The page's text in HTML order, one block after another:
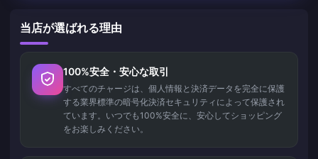
当店が選ばれる理由
100%安全・安心な取引
すべてのチャージは、個人情報と決済データを完全に保護
する業界標準の暗号化決済セキュリティによって保護され
ています。いつでも100%安全に、安心してショッピング
をお楽しみください。